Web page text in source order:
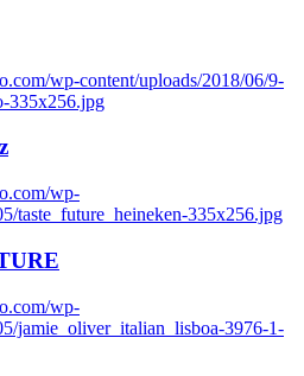
wp-content/uploads/2018/06/9-
335x256.jpg
wp-
taste_future_heineken-335x256.jpg
wp-
jamie_oliver_italian_lisboa-3976-1-